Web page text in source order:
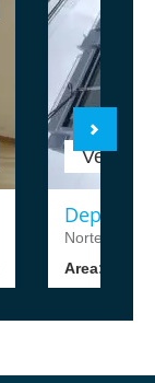
Venta
Norte de
Area: